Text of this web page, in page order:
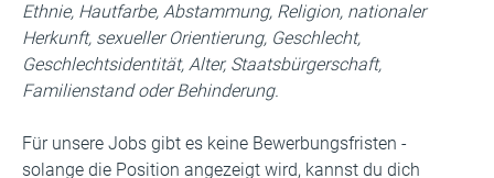
Ethnie, Hautfarbe, Abstammung, Religion, nationaler
Herkunft, sexueller Orientierung, Geschlecht,
Geschlechtsidentität, Alter, Staatsbürgerschaft,
Familienstand oder Behinderung.
Für unsere Jobs gibt es keine Bewerbungsfristen -
solange die Position angezeigt wird, kannst du dich